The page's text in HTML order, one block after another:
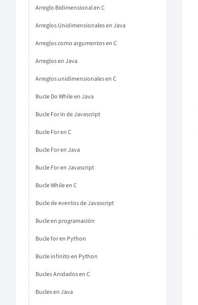
Arreglo Bidimensional en C
Arreglos Unidimensionales en Java
Arreglos como argumentos en C
Arreglos en Java
Arreglos unidimensionales en C
Bucle Do While en Java
Bucle For In de Javascript
Bucle For en C
Bucle For en Java
Bucle For en Javascript
Bucle While en C
Bucle de eventos de Javascript
Bucle en programación
Bucle for en Python
Bucle infinito en Python
Bucles Anidados en C
Bucles en Java